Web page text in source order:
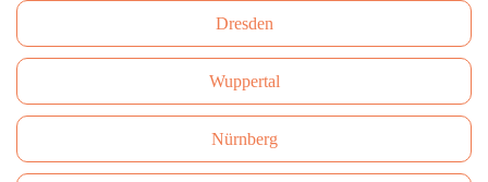
Dresden
Wuppertal
Nürnberg